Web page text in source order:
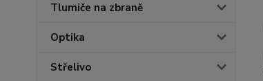
Tlumiče na zbraně
Optika
Střelivo